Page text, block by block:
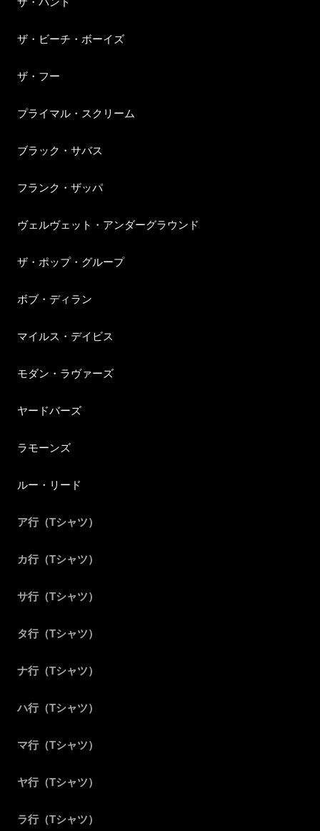
ザ・ビーチ・ボーイズ
ザ・フー
プライマル・スクリーム
ブラック・サバス
フランク・ザッパ
ヴェルヴェット・アンダーグラウンド
ザ・ポップ・グループ
ボブ・ディラン
マイルス・デイビス
モダン・ラヴァーズ
ヤードバーズ
ラモーンズ
ルー・リード
ア行（Tシャツ）
カ行（Tシャツ）
サ行（Tシャツ）
タ行（Tシャツ）
ナ行（Tシャツ）
ハ行（Tシャツ）
マ行（Tシャツ）
ヤ行（Tシャツ）
ラ行（Tシャツ）